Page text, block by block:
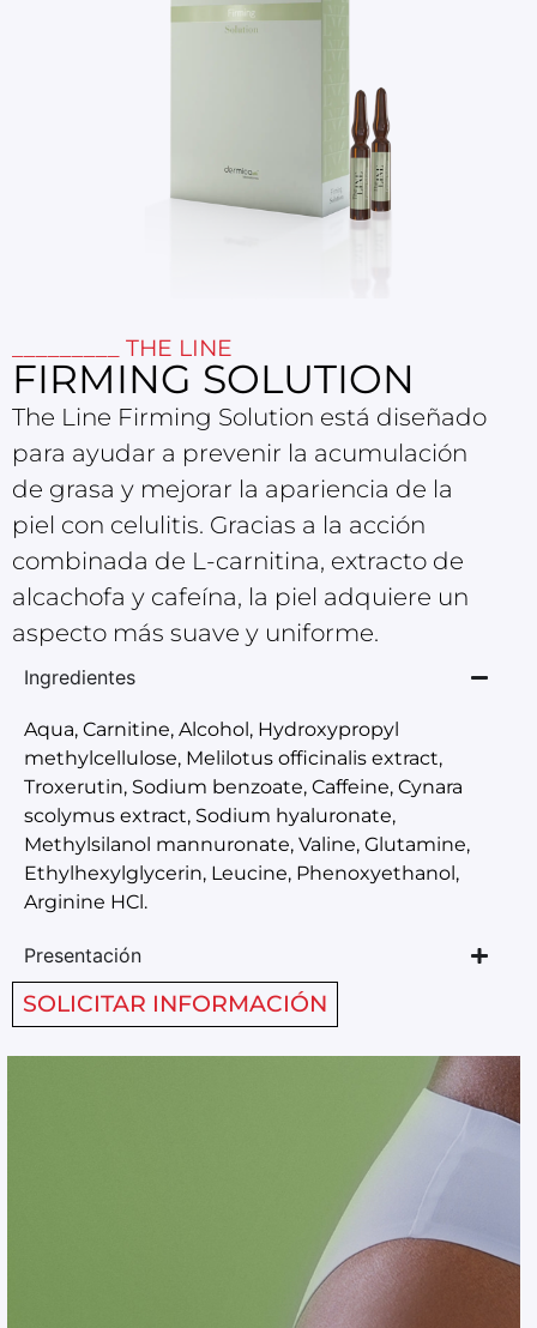
_________ THE LINE
FIRMING SOLUTION
The Line Firming Solution está diseñado
para ayudar a prevenir la acumulación
de grasa y mejorar la apariencia de la
piel con celulitis. Gracias a la acción
combinada de L-carnitina, extracto de
alcachofa y cafeína, la piel adquiere un
aspecto más suave y uniforme.
Ingredientes
Aqua, Carnitine, Alcohol, Hydroxypropyl
methylcellulose, Melilotus officinalis extract,
Troxerutin, Sodium benzoate, Caffeine, Cynara
scolymus extract, Sodium hyaluronate,
Methylsilanol mannuronate, Valine, Glutamine,
Ethylhexylglycerin, Leucine, Phenoxyethanol,
Arginine HCl.
Presentación
SOLICITAR INFORMACIÓN